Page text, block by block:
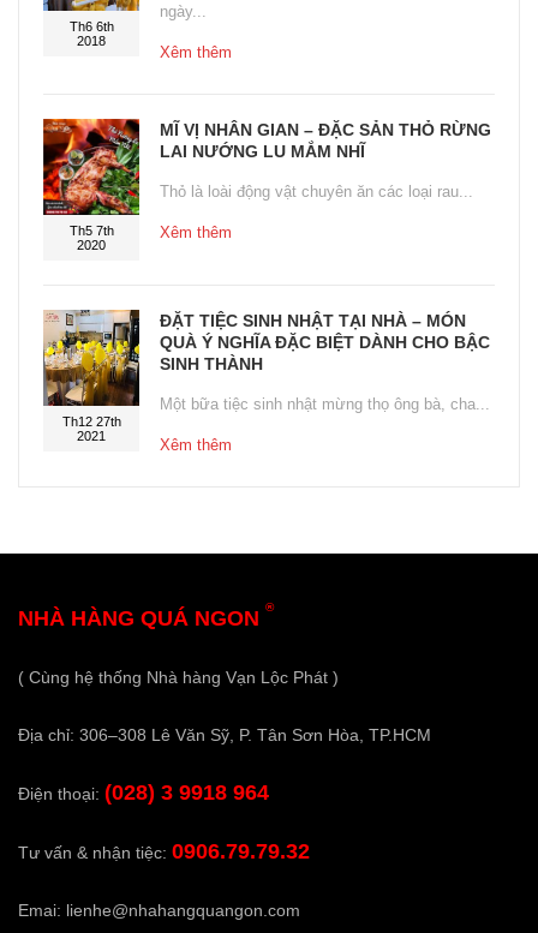
Th6 6th
2018
ngày...
Xêm thêm
Th5 7th
2020
MĨ VỊ NHÂN GIAN – ĐẶC SẢN THỎ RỪNG
LAI NƯỚNG LU MẮM NHĨ
Thỏ là loài động vật chuyên ăn các loại rau...
Xêm thêm
Th12 27th
2021
ĐẶT TIỆC SINH NHẬT TẠI NHÀ – MÓN
QUÀ Ý NGHĨA ĐẶC BIỆT DÀNH CHO BẬC
SINH THÀNH
Một bữa tiệc sinh nhật mừng thọ ông bà, cha...
Xêm thêm
NHÀ HÀNG QUÁ NGON ®
( Cùng hệ thống Nhà hàng Vạn Lộc Phát )
Địa chỉ: 306–308 Lê Văn Sỹ, P. Tân Sơn Hòa, TP.HCM
Điện thoại: (028) 3 9918 964
Tư vấn & nhận tiệc: 0906.79.79.32
Emai: lienhe@nhahangquangon.com